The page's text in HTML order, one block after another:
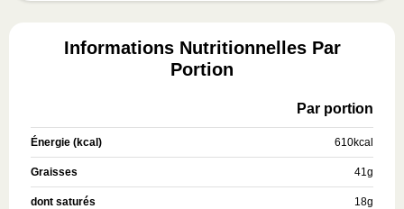
Informations Nutritionnelles Par
Portion
Par portion
Énergie (kcal) 610kcal
Graisses 41g
dont saturés 18g